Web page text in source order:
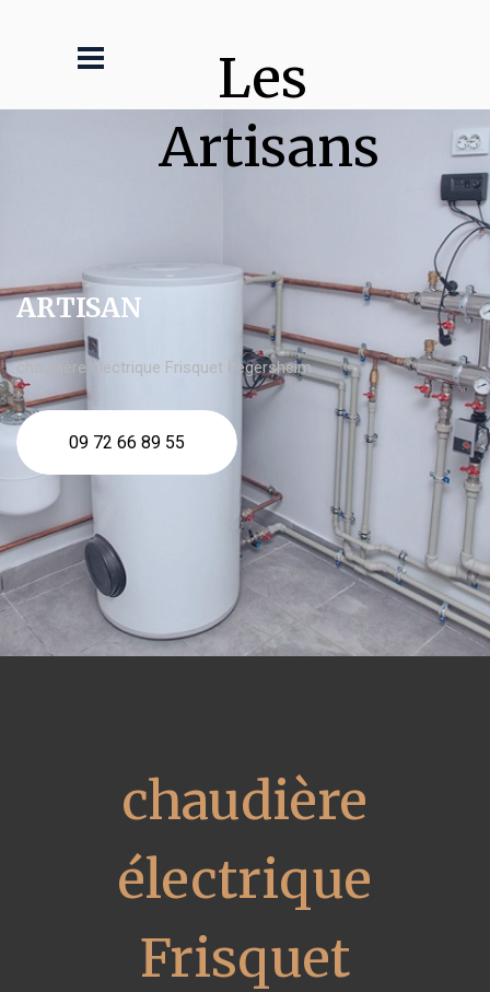
Les
Artisans
ARTISAN
chaudière électrique Frisquet Fegersheim
09 72 66 89 55
chaudière
électrique
Frisquet